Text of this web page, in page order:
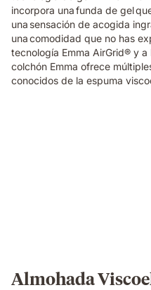
incorpora una funda de gel
una sensación de acogida
una comodidad que no has
tecnología Emma AirGrid® y
colchón Emma ofrece
conocidos de la espuma
dormir
Almohada